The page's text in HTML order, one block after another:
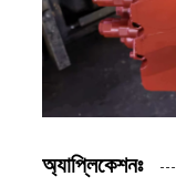
অ্যাপ্লিকেশনঃ